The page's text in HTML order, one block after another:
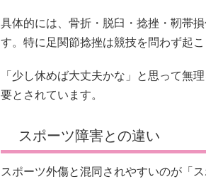
具体的には、骨折・脱臼・捻挫・靭帯
す。特に足関節捻挫は競技を問わず起
「少し休めば大丈夫かな」と思って無
要とされています。
スポーツ障害との違い
スポーツ外傷と混同されやすいのが「ス